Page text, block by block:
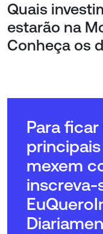
Quais
estarão na
Conheça os
Para
mexem
inscreva-